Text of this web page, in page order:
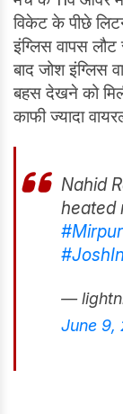
विकेट के पीछे
इंग्लिस वापस
बाद जोश इंग्लिस
बहस देखने को
काफी ज्यादा
Nahid
heated
#Mirpur
—
June 9,